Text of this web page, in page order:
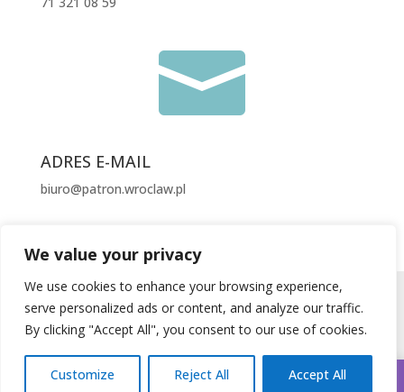
We value your privacy
We use cookies to enhance your browsing experience,
serve personalized ads or content, and analyze our traffic.
By clicking "Accept All", you consent to our use of cookies.
Customize Reject All Accept All

ADRES E-MAIL
biuro@patron.wroclaw.pl
Design byProformat
Mapa strony
To jest wersja demonstracyjna sklepu do celów testowych—